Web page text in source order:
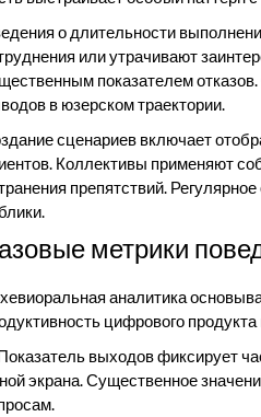
о длительности
или утрачивают
показателем
в юзерском траектории.
сценариев включает
Коллективы применяют
препятствий.
метрики
аналитика
цифрового
выходов фиксирует
экрана. Существенное